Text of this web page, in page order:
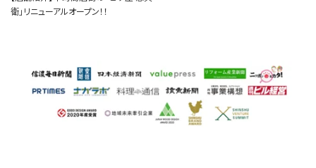
衛」リニューアルオープン！！